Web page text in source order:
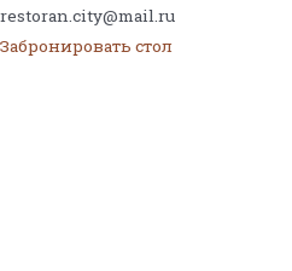
restoran.city@mail.ru
Забронировать стол